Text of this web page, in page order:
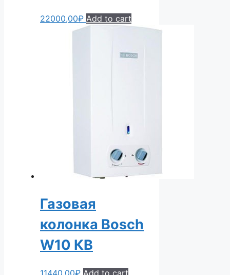
22000,00₽ Add to cart
Газовая
колонка Bosch
W10 КВ